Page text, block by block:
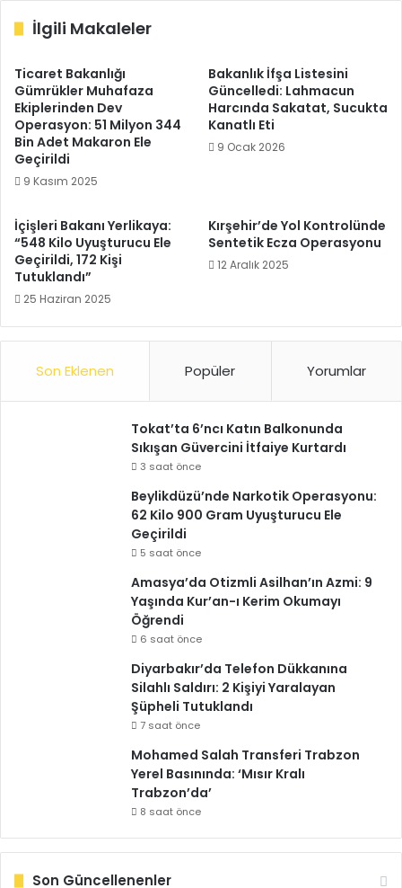
İlgili Makaleler
Ticaret Bakanlığı
Gümrükler Muhafaza
Ekiplerinden Dev
Operasyon: 51 Milyon 344
Bin Adet Makaron Ele
Geçirildi
9 Kasım 2025
Bakanlık İfşa Listesini
Güncelledi: Lahmacun
Harcında Sakatat, Sucukta
Kanatlı Eti
9 Ocak 2026
İçişleri Bakanı Yerlikaya:
“548 Kilo Uyuşturucu Ele
Geçirildi, 172 Kişi
Tutuklandı”
25 Haziran 2025
Kırşehir’de Yol Kontrolünde
Sentetik Ecza Operasyonu
12 Aralık 2025
Son Eklenen Popüler Yorumlar
Tokat’ta 6’ncı Katın Balkonunda
Sıkışan Güvercini İtfaiye Kurtardı
3 saat önce
Beylikdüzü’nde Narkotik Operasyonu:
62 Kilo 900 Gram Uyuşturucu Ele
Geçirildi
5 saat önce
Amasya’da Otizmli Asilhan’ın Azmi: 9
Yaşında Kur’an-ı Kerim Okumayı
Öğrendi
6 saat önce
Diyarbakır’da Telefon Dükkanına
Silahlı Saldırı: 2 Kişiyi Yaralayan
Şüpheli Tutuklandı
7 saat önce
Mohamed Salah Transferi Trabzon
Yerel Basınında: ‘Mısır Kralı
Trabzon’da’
8 saat önce
Son Güncellenenler